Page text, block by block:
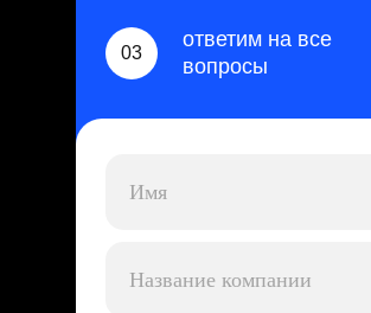
ответим на все
вопросы
03